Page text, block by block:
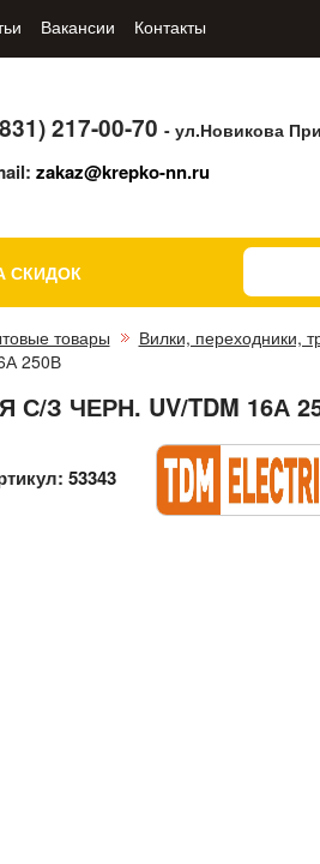
Вакансии Контакты
217-00-70- ул.Новикова
zakaz@krepko-nn.ru
СКИДОК
товары
Вилки, переходники,
250В
З ЧЕРН. UV/TDM 16А
53343